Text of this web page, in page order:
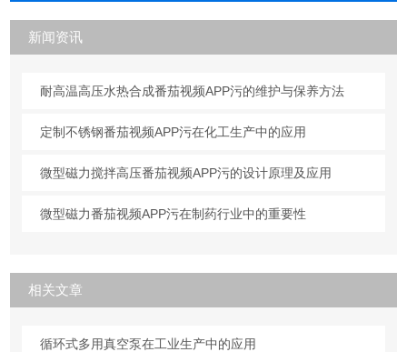
新闻资讯
耐高温高压水热合成番茄视频APP污的维护与保养方法
定制不锈钢番茄视频APP污在化工生产中的应用
微型磁力搅拌高压番茄视频APP污的设计原理及应用
微型磁力番茄视频APP污在制药行业中的重要性
相关文章
循环式多用真空泵在工业生产中的应用